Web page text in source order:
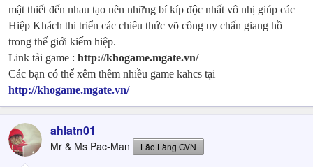
mật thiết đến nhau tạo nên những bí kíp độc nhất vô nhị giúp các
Hiệp Khách thi triển các chiêu thức võ công uy chấn giang hồ
trong thế giới kiếm hiệp.
Link tải game : http://khogame.mgate.vn/
Các bạn có thể xêm thêm nhiều game kahcs tại
http://khogame.mgate.vn/
ahlatn01
Mr & Ms Pac-Man Lão Làng GVN